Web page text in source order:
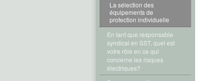
La sélection des
équipements de
protection individuelle
En tant que responsable
syndical en SST, quel est
votre rôle en ce qui
concerne les risques
électriques?